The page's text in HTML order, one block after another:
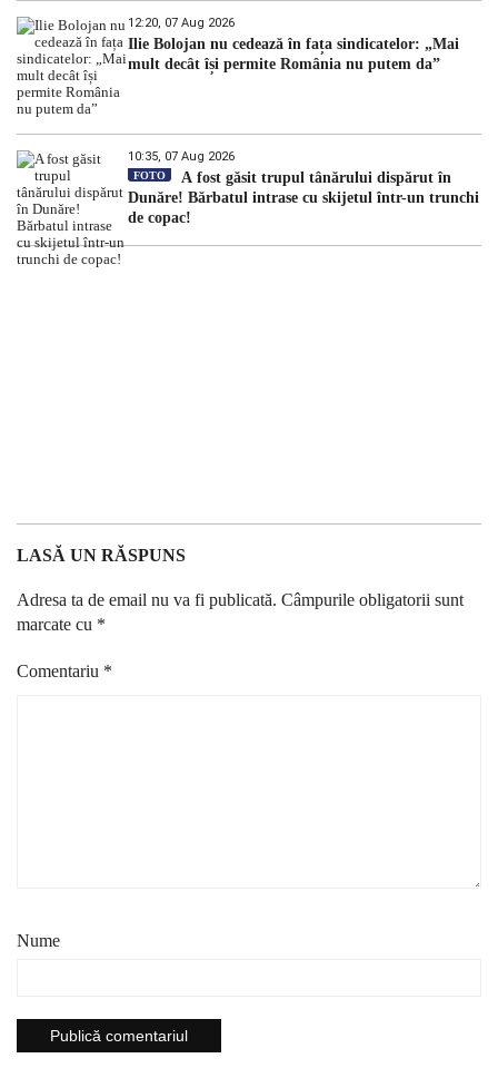
12:20, 07 Aug 2026
Ilie Bolojan nu cedează în fața sindicatelor: „Mai
mult decât își permite România nu putem da”
10:35, 07 Aug 2026
FOTO
A fost găsit trupul tânărului dispărut în
Dunăre! Bărbatul intrase cu skijetul într-un trunchi
de copac!
LASĂ UN RĂSPUNS
Adresa ta de email nu va fi publicată. Câmpurile obligatorii sunt
marcate cu *
Comentariu *
Nume